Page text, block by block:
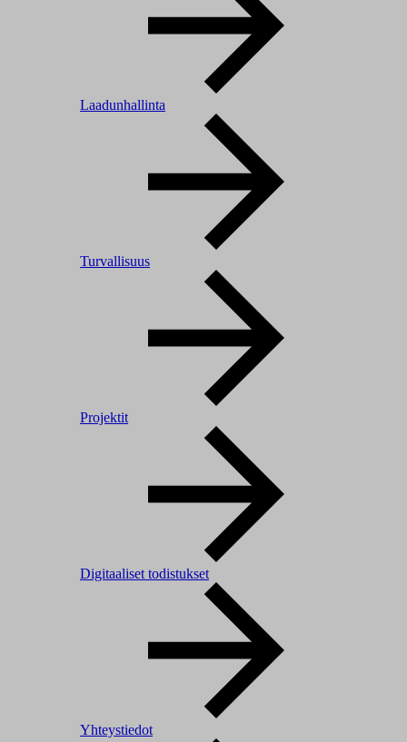
Laadunhallinta
Turvallisuus
Projektit
Digitaaliset todistukset
Yhteystiedot